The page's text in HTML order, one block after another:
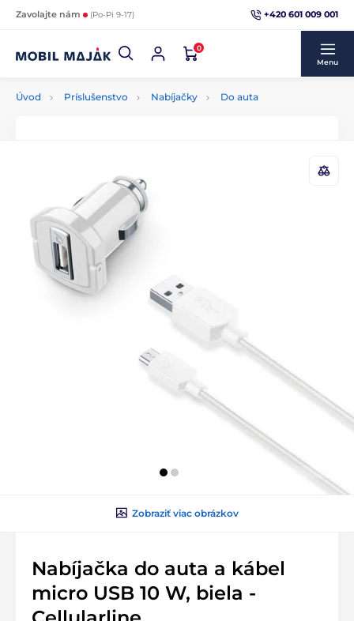
Zavolajte nám (Po-Pi 9-17) +420 601 009 001
0
Menu
Úvod Príslušenstvo Nabíjačky Do auta
Zobraziť viac obrázkov
Nabíjačka do auta a kábel
micro USB 10 W, biela -